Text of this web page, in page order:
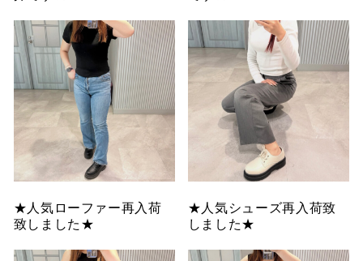
★人気ローファー再入荷
致しました★
★人気シューズ再入荷致
しました★